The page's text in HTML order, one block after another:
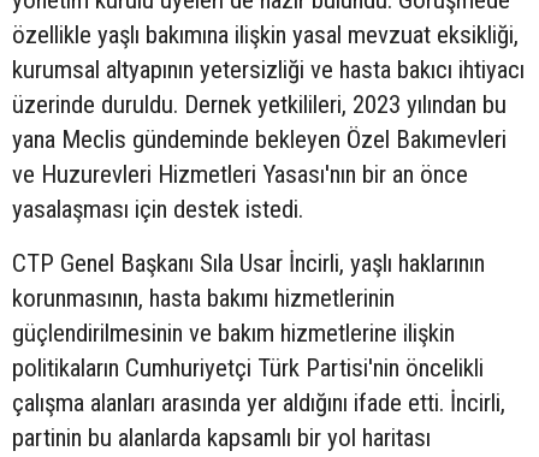
özellikle yaşlı bakımına ilişkin yasal mevzuat eksikliği,
kurumsal altyapının yetersizliği ve hasta bakıcı ihtiyacı
üzerinde duruldu. Dernek yetkilileri, 2023 yılından bu
yana Meclis gündeminde bekleyen Özel Bakımevleri
ve Huzurevleri Hizmetleri Yasası'nın bir an önce
yasalaşması için destek istedi.
CTP Genel Başkanı Sıla Usar İncirli, yaşlı haklarının
korunmasının, hasta bakımı hizmetlerinin
güçlendirilmesinin ve bakım hizmetlerine ilişkin
politikaların Cumhuriyetçi Türk Partisi'nin öncelikli
çalışma alanları arasında yer aldığını ifade etti. İncirli,
partinin bu alanlarda kapsamlı bir yol haritası